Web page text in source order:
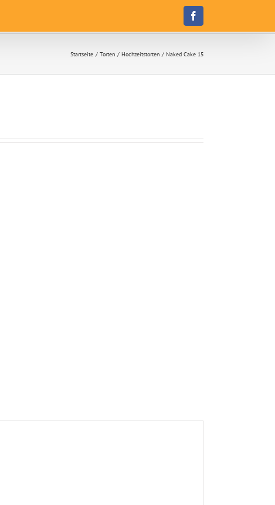
Facebook
Startseite Torten Hochzeitstorten Naked Cake 15